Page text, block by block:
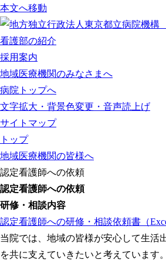
本文へ移動
看護部の紹介
採用案内
地域医療機関のみなさまへ
病院トップへ
文字拡大・背景色変更・音声読上げ
サイトマップ
トップ
地域医療機関の皆様へ
認定看護師への依頼
認定看護師への依頼
研修・相談内容
認定看護師への研修・相談依頼書 （
当院では、地域の皆様が安心して生活
を共に支えていきたいと考えています